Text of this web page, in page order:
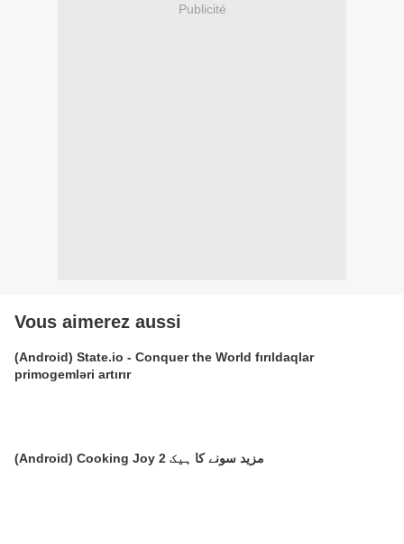
Publicité
Vous aimerez aussi
(Android) State.io - Conquer the World fırıldaqlar
primogemləri artırır
(Android) Cooking Joy 2 مزید سونے کا ہیک